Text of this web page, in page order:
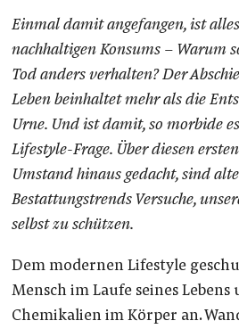
Einmal damit angefangen, ist
nachhaltigen Konsums – Warum
Tod anders verhalten? Der
Leben beinhaltet mehr als die
Urne. Und ist damit, so morbide
Lifestyle-Frage. Über diesen
Umstand hinaus gedacht, sind
Bestattungstrends Versuche,
selbst zu schützen.
Dem modernen Lifestyle
Mensch im Laufe seines Lebens
Chemikalien im Körper an.